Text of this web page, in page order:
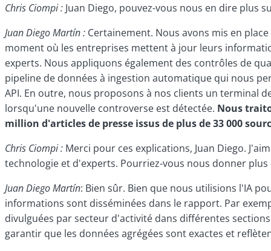
Chris Ciompi : Juan Diego, pouvez-vous nous en dire plus
Juan Diego Martín : Certainement. Nous avons mis en
moment où les entreprises mettent à jour leurs
experts. Nous appliquons également des contrôles de
pipeline de données à ingestion automatique qui nous
API. En outre, nous proposons à nos clients un terminal
lorsqu'une nouvelle controverse est détectée. Nous
million d'articles de presse issus de plus de 33 000
Chris Ciompi : Merci pour ces explications, Juan Diego.
technologie et d'experts. Pourriez-vous nous donner plus
Juan Diego Martín: Bien sûr. Bien que nous utilisions l'IA
informations sont disséminées dans le rapport. Par
divulguées par secteur d'activité dans différentes
garantir que les données agrégées sont exactes et